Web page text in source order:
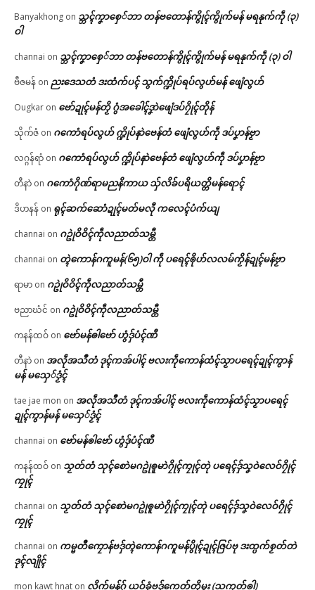
Banyakhong on သ္ဘၚ်ကၞာစှေ်ဘာ တန်ဗတောန်ကွိုၚ်ကွိုက်မန် မရနုက်ကဵု (၃)
ဝါ
channai on သ္ဘၚ်ကၞာစှေ်ဘာ တန်ဗတောန်ကွိုၚ်ကွိုက်မန် မရနုက်ကဵု (၃) ဝါ
ဗီဇမန် on ညးဒေသတံ ဒးထံက်ပၚ် သွက်က္ဍိုပ်ရပ်လွဟ်မန် ဖျေံလွဟ်
Ougkar on ဗော်ဍုၚ်မန်တၟိ ဂွံအခေါၚ်ဒၞာဲဖျေံဒပ်ဂၠိုၚ်တိုန်
သိုက်ဇံ on ဂကောံရပ်လွဟ် က္ဍိုပ်နာဲဗေန်တံ ဖျေံလွဟ်ကဵု ဒပ်ပၞာန်ဗၟာ
လဂ္ဂန်ရာံ on ဂကောံရပ်လွဟ် က္ဍိုပ်နာဲဗေန်တံ ဖျေံလွဟ်ကဵု ဒပ်ပၞာန်ဗၟာ
တီနာဲ on ဂကောံဂိုဏ်ရာမညနိကာယ သှ်လိခ်ပရိယတ္တိမန်ရောၚ်
ဒိဟနန် on ရုၚ်ဆက်ဆောံဍုၚ်မတ်မလီု ကလေၚ်ပံက်ယျ
channai on ဂဥုဲဝိဝိၚ်ကဵုလညာတ်သမ္တီ
channai on တ္ၚဲကောန်ဂကူမန်(၆၅)ဝါ ကဵု ပရေၚ်ၜိုဟ်လလမ်ကၟိန်ဍုၚ်မန်ဗၟာ
ရာမာ on ဂဥုဲဝိဝိၚ်ကဵုလညာတ်သမ္တီ
ဗညာဃံင် on ဂဥုဲဝိဝိၚ်ကဵုလညာတ်သမ္တီ
ကနန်ထဝ် on ဗော်မန်ၜါဗော် ဟွံဒှ်ပံၚ်ဏီ
တီနာဲ on အလဵုအသဳတံ ဒုၚ်ကအ်ပါၚ် ဗလးကဵုကောန်ထံၚ်သၟာပရေၚ်ဍုၚ်ကွာန်
မန် မသှေ်ဒၟံၚ်
tae jae mon on အလဵုအသဳတံ ဒုၚ်ကအ်ပါၚ် ဗလးကဵုကောန်ထံၚ်သၟာပရေၚ်
ဍုၚ်ကွာန်မန် မသှေ်ဒၟံၚ်
channai on ဗော်မန်ၜါဗော် ဟွံဒှ်ပံၚ်ဏီ
ကနန်ထဝ် on သၟတ်တံ သုၚ်စောဲမဂဥုဲၜူမာဲဂၠိုၚ်ကၠုၚ်တုဲ ပရေၚ်ဒှ်သၞဝဲလေဝ်ဂၠိုၚ်
ကၠုၚ်
channai on သၟတ်တံ သုၚ်စောဲမဂဥုဲၜူမာဲဂၠိုၚ်ကၠုၚ်တုဲ ပရေၚ်ဒှ်သၞဝဲလေဝ်ဂၠိုၚ်
ကၠုၚ်
channai on ကမ္မတဳကၠောန်ဗဒှ်တ္ၚဲကောန်ဂကူမန်ပွိုၚ်ဍုၚ်ဇြပ်ဗု ဒးထ္ပက်စၟတ်တဲ
ဒုၚ်လျိုၚ်
mon kawt hnat on လိက်မန်ဂှ် ယဝ်ခၞံဗဒှ်ကေတ်တၟိမ္ဂး (သကုတ်ၜါ)